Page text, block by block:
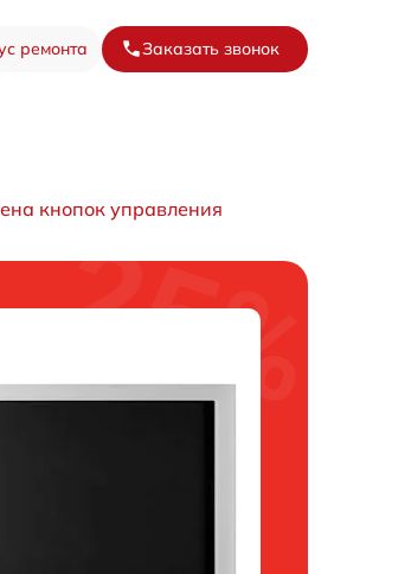
ремонта Заказать звонок
кнопок управления